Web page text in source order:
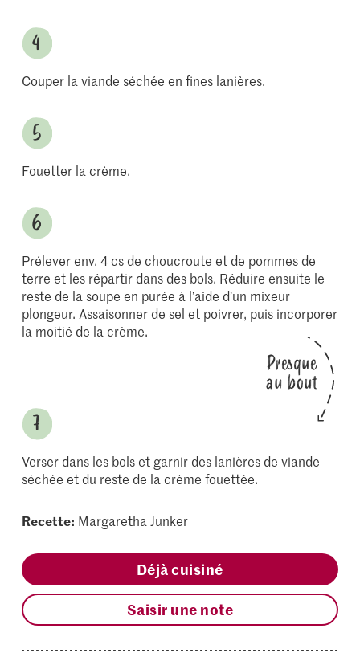
Couper la viande séchée en fines lanières.
Fouetter la crème.
Prélever env. 4 cs de choucroute et de pommes de
terre et les répartir dans des bols. Réduire ensuite le
reste de la soupe en purée à l’aide d’un mixeur
plongeur. Assaisonner de sel et poivrer, puis incorporer
la moitié de la crème.
Presque
au bout
Verser dans les bols et garnir des lanières de viande
séchée et du reste de la crème fouettée.
Recette: Margaretha Junker
Déjà cuisiné
Saisir une note